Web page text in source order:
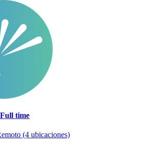
Full time
(4 ubicaciones)